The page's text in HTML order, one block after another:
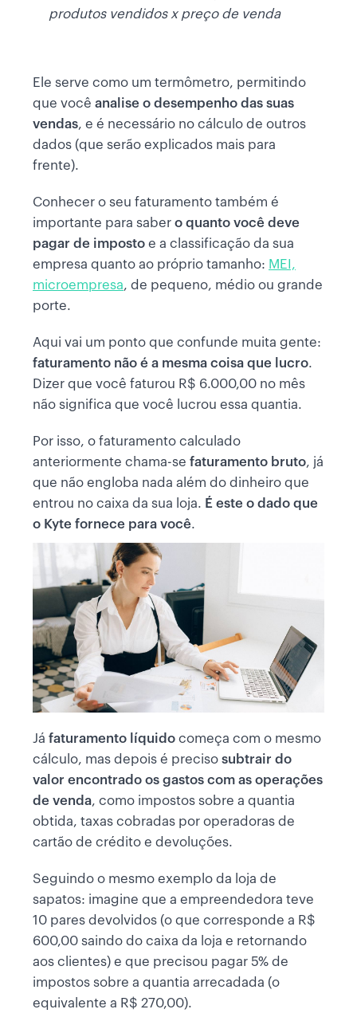
produtos vendidos x preço de venda
Ele serve como um termômetro, permitindo
que você analise o desempenho das suas
vendas, e é necessário no cálculo de outros
dados (que serão explicados mais para
frente).
Conhecer o seu faturamento também é
importante para saber o quanto você deve
pagar de imposto e a classificação da sua
empresa quanto ao próprio tamanho: MEI,
microempresa, de pequeno, médio ou grande
porte.
Aqui vai um ponto que confunde muita gente:
faturamento não é a mesma coisa que lucro.
Dizer que você faturou R$ 6.000,00 no mês
não significa que você lucrou essa quantia.
Por isso, o faturamento calculado
anteriormente chama-se faturamento bruto, já
que não engloba nada além do dinheiro que
entrou no caixa da sua loja. É este o dado que
o Kyte fornece para você.
Já faturamento líquido começa com o mesmo
cálculo, mas depois é preciso subtrair do
valor encontrado os gastos com as operações
de venda, como impostos sobre a quantia
obtida, taxas cobradas por operadoras de
cartão de crédito e devoluções.
Seguindo o mesmo exemplo da loja de
sapatos: imagine que a empreendedora teve
10 pares devolvidos (o que corresponde a R$
600,00 saindo do caixa da loja e retornando
aos clientes) e que precisou pagar 5% de
impostos sobre a quantia arrecadada (o
equivalente a R$ 270,00).